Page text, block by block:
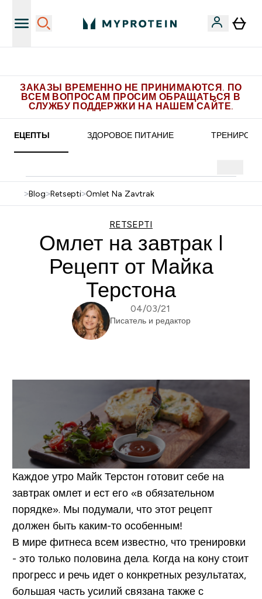
ЗАКАЗЫ ВРЕМЕННО НЕ ПРИНИМАЮТСЯ. ПО
ВСЕМ ВОПРОСАМ ПРОСИМ ОБРАЩАТЬСЯ В
СЛУЖБУ ПОДДЕРЖКИ НА НАШЕМ САЙТЕ.
РЕЦЕПТЫ ЗДОРОВОЕ ПИТАНИЕ
>Blog>Retsepti>Omlet Na Zavtrak
RETSEPTI
Омлет на завтрак I
Рецепт от Майка
Терстона
04/03/21
Писатель и редактор
Каждое утро Майк Терстон готовит себе на
завтрак омлет и ест его «в обязательном
порядке». Мы подумали, что этот рецепт
должен быть каким-то особенным!
В мире фитнеса всем известно, что тренировки
- это только половина дела. Когда на кону стоит
прогресс и речь идет о конкретных результатах,
большая часть усилий связана также с